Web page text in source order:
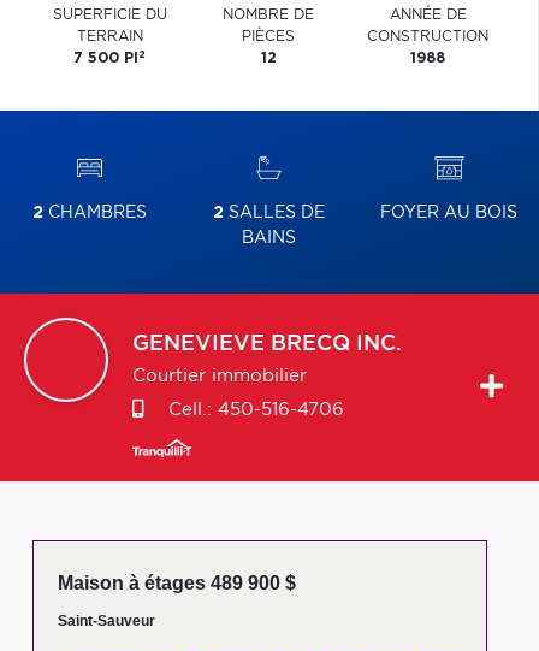
SUPERFICIE DU
TERRAIN
7 500 PI 2
NOMBRE DE
PIÈCES
12
ANNÉE DE
CONSTRUCTION
1988
2 CHAMBRES 2 SALLES DE
BAINS
FOYER AU BOIS
GENEVIEVE BRECQ INC.
Courtier immobilier
Cell.: 450-516-4706
Maison à étages 489 900 $
Saint-Sauveur